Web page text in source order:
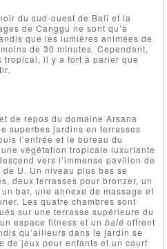
du sud-ouest de Bali et la
de Canggu ne sont qu’à
que les lumières animées de
de 30 minutes. Cependant,
tropical, il y a fort à parier que
de repos du domaine Arsana
superbes jardins en terrasses
l’entrée et le bureau du
végétation tropicale luxuriante
vers l’immense pavillon de
U. Un niveau plus bas se
deux terrasses pour bronzer, un
bar, une annexe de massage et
Les quatre chambres sont
sur une terrasse supérieure du
espace fitness et un balé offrent
qu’ailleurs dans le jardin se
de jeux pour enfants et un court